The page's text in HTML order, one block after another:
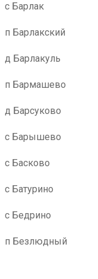
с Барлак
п Барлакский
д Барлакуль
п Бармашево
д Барсуково
с Барышево
с Басково
с Батурино
с Бедрино
п Безлюдный